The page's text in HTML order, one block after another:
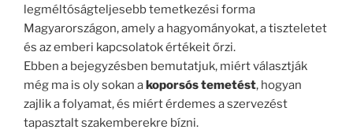
legméltóságteljesebb temetkezési forma
Magyarországon, amely a hagyományokat, a tiszteletet
és az emberi kapcsolatok értékeit őrzi.
Ebben a bejegyzésben bemutatjuk, miért választják
még ma is oly sokan akoporsós temetést, hogyan
zajlik a folyamat, és miért érdemes a szervezést
tapasztalt szakemberekre bízni.